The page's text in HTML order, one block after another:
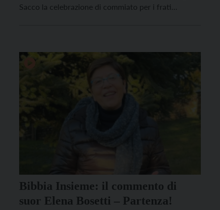
Sacco la celebrazione di commiato per i frati
Bibbia Insieme: il commento di
suor Elena Bosetti – Partenza!